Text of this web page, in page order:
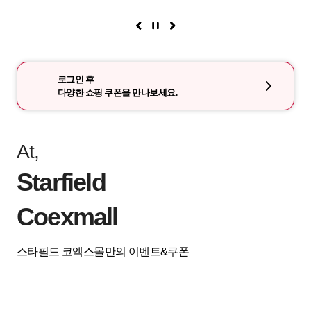
로그인 후
다양한 쇼핑 쿠폰을 만나보세요.
At,
Starfield
Coexmall
스타필드 코엑스몰만의 이벤트&쿠폰